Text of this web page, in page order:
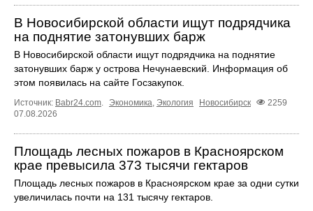
В Новосибирской области ищут подрядчика
на поднятие затонувших барж
В Новосибирской области ищут подрядчика на поднятие
затонувших барж у острова Нечунаевский. Информация об
этом появилась на сайте Госзакупок.
Источник: Babr24.com Экономика Экология Новосибирск
2259
07.08.2026
Площадь лесных пожаров в Красноярском
крае превысила 373 тысячи гектаров
Площадь лесных пожаров в Красноярском крае за одни сутки
увеличилась почти на 131 тысячу гектаров.